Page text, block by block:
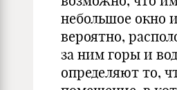
небольшое окно
вероятно,
за ним горы и
определяют то,